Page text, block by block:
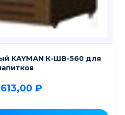
KAYMAN К-ШВ-560 для
₽